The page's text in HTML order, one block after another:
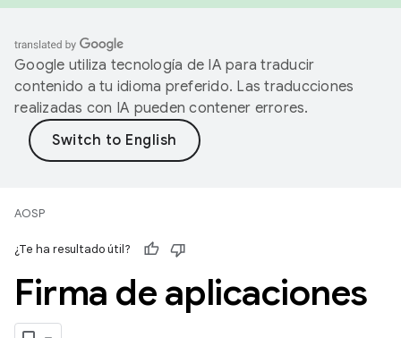
Google utiliza tecnología de IA para traducir
contenido a tu idioma preferido. Las traducciones
realizadas con IA pueden contener errores.
AOSP
¿Te ha resultado útil?
Firma de aplicaciones